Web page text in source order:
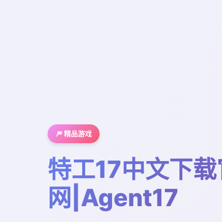
🎆 精品游戏
特工17中文下
网|Agent17